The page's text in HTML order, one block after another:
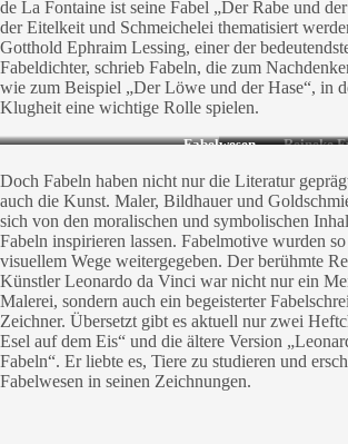
de La Fontaine ist seine Fabel „Der Rabe und
der Eitelkeit und Schmeichelei thematisiert
Gotthold Ephraim Lessing, einer der
Fabeldichter, schrieb Fabeln, die zum
wie zum Beispiel „Der Löwe und der Hase“, in
Klugheit eine wichtige Rolle spielen.
Reineke
Fabelwesen
Doch Fabeln haben nicht nur die Literatur
auch die Kunst. Maler, Bildhauer und
sich von den moralischen und symbolischen
Fabeln inspirieren lassen. Fabelmotive wurden
visuellem Wege weitergegeben. Der berühmte
Künstler Leonardo da Vinci war nicht nur ein
Malerei, sondern auch ein begeisterter
Zeichner. Übersetzt gibt es aktuell nur zwei
Esel auf dem Eis“ und die ältere Version
Fabeln“. Er liebte es, Tiere zu studieren und
Fabelwesen in seinen Zeichnungen.